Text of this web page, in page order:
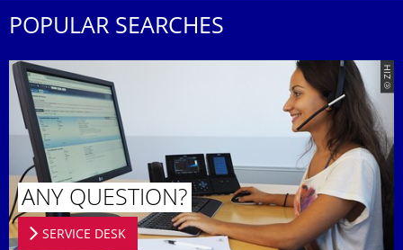
POPULAR SEARCHES
© ZIH
ANY QUESTION?
SERVICE DESK